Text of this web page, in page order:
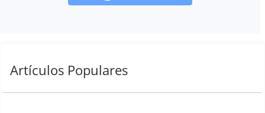
Artículos Populares